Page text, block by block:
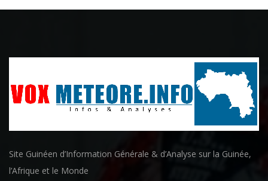
Site Guinéen d’Information Générale & d’Analyse sur la Guinée,
l’Afrique et le Monde